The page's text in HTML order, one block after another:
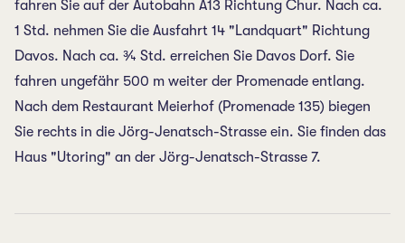
fahren Sie auf der Autobahn A13 Richtung Chur. Nach ca.
1 Std. nehmen Sie die Ausfahrt 14 "Landquart" Richtung
Davos. Nach ca. ¾ Std. erreichen Sie Davos Dorf. Sie
fahren ungefähr 500 m weiter der Promenade entlang.
Nach dem Restaurant Meierhof (Promenade 135) biegen
Sie rechts in die Jörg-Jenatsch-Strasse ein. Sie finden das
Haus "Utoring" an der Jörg-Jenatsch-Strasse 7.